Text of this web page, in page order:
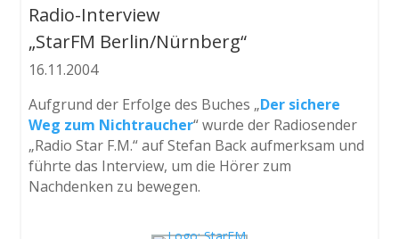
Radio-Interview
„StarFM Berlin/Nürnberg“
16.11.2004
Aufgrund der Erfolge des Buches „Der sichere
Weg zum Nichtraucher“ wurde der Radiosender
„Radio Star F.M.“ auf Stefan Back aufmerksam und
führte das Interview, um die Hörer zum
Nachdenken zu bewegen.